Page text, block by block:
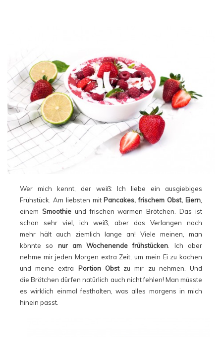
Wer mich kennt, der weiß: Ich liebe ein ausgiebiges
Frühstück. Am liebsten mit Pancakes, frischem Obst, Eiern
einem Smoothieund frischen warmen Brötchen. Das ist
schon sehr viel, ich weiß, aber das Verlangen nach
mehr hält auch ziemlich lange an! Viele meinen, man
könnte so nur am Wochenende frühstücken . Ich aber
nehme mir jeden Morgen extra Zeit, um mein Ei zu kochen
und meine extra Portion Obstzu mir zu nehmen. Und
die Brötchen dürfen natürlich auch nicht fehlen! Man müsste
es wirklich einmal festhalten, was alles morgens in mich
hinein passt.